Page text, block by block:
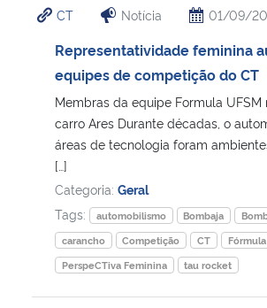
Ministério da Cidadania
Ministério da Saúde
Ministério de Minas e Energia
Ministério da Ciência, Tecnologia, Inovações e
Ministério do Meio Ambiente
Ministério do Turismo
Ministério do Desenvolvimento Regional
CT Notícia 01/09/
Representatividade feminina
equipes de competição do CT
Membras da equipe Formula UFSM
carro Ares Durante décadas, o
áreas de tecnologia foram
[…]
Categoria: Geral
Tags:
automobilismo Bombaja
carancho
Competição CT
PerspeCTiva Feminina
tau rocket